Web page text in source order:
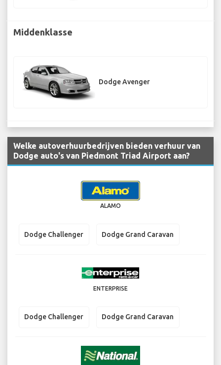
Middenklasse
Dodge Avenger
Welke autoverhuurbedrijven bieden verhuur van
Dodge auto's van Piedmont Triad Airport aan?
ALAMO
Dodge Challenger Dodge Grand Caravan
ENTERPRISE
Dodge Challenger Dodge Grand Caravan